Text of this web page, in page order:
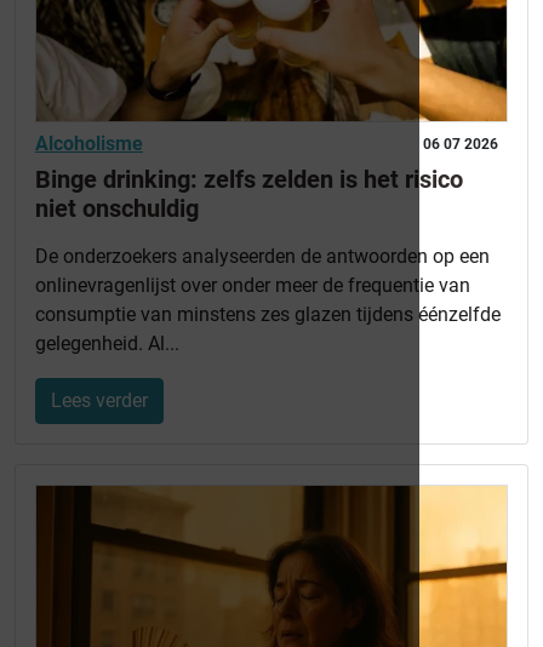
06 07 2026
Alcoholisme
Binge drinking: zelfs zelden is het risico
niet onschuldig
De onderzoekers analyseerden de antwoorden op een
onlinevragenlijst over onder meer de frequentie van
consumptie van minstens zes glazen tijdens éénzelfde
gelegenheid. Al...
Lees verder